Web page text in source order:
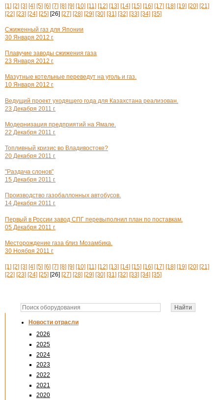
Новости отрасли
2026
2025
2024
2023
2022
2021
2020
[1] [2] [3] [4] [5] [6] [7] [8] [9] [10] [11] [12] [13] [14] [15] [16] [17] [18] [19] [20] [21]
[22] [23] [24] [25] [26] [27] [28] [29] [30] [31] [32] [33] [34] [35]
Сжиженный газ для Японии
30 Января 2012 г.
Плавучие заводы сжижения газа
23 Января 2012 г.
Мазутные котельные переведут на уголь и газ.
10 Января 2012 г.
Ведущий проект уходящего года для Казахстана реализован.
23 Декабря 2011 г.
Модернизация предприятий на Ямале.
22 Декабря 2011 г.
Топливный кризис во Владивостоке?
20 Декабря 2011 г.
"Раздача слонов"
15 Декабря 2011 г.
Производство газобаллонных автобусов.
14 Декабря 2011 г.
Первый в России завод СПГ перевыполнил план по поставкам.
05 Декабря 2011 г.
Месторождение газа близ Мозамбика.
30 Ноября 2011 г.
[1] [2] [3] [4] [5] [6] [7] [8] [9] [10] [11] [12] [13] [14] [15] [16] [17] [18] [19] [20] [21]
[22] [23] [24] [25] [26] [27] [28] [29] [30] [31] [32] [33] [34] [35]